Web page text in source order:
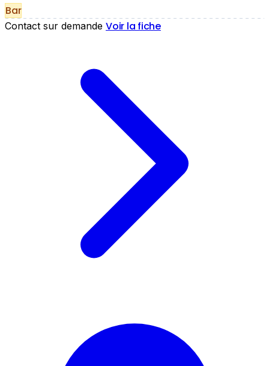
Bar
Contact sur demande Voir la fiche